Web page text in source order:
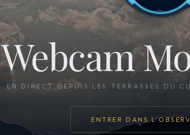
Webcam
EN DIRECT DEPUIS LES TERRASSES DU
ENTRER DANS